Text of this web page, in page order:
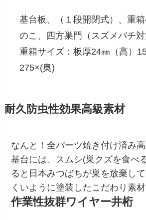
基台板、（１段開閉式）、重
のこ、四方巣門（スズメバチ対
重箱サイズ：板厚24㎜（高）
275×(奥)
耐久防虫性効果高級素材
なんと！全パーツ焼き付け済み高
基台には、スムシ(巣クズを食べ
ると日本みつばちが巣を放棄し
くいように塗装したこだわり素材
作業性抜群ワイヤー井桁